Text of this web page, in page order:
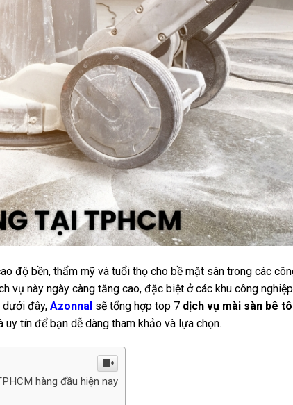
độ bền, thẩm mỹ và tuổi thọ cho bề mặt sàn trong các
vụ này ngày càng tăng cao, đặc biệt ở các khu công
dưới đây, Azonnal sẽ tổng hợp top 7 dịch vụ mài sàn bê
tín để bạn dễ dàng tham khảo và lựa chọn.
hàng đầu hiện nay